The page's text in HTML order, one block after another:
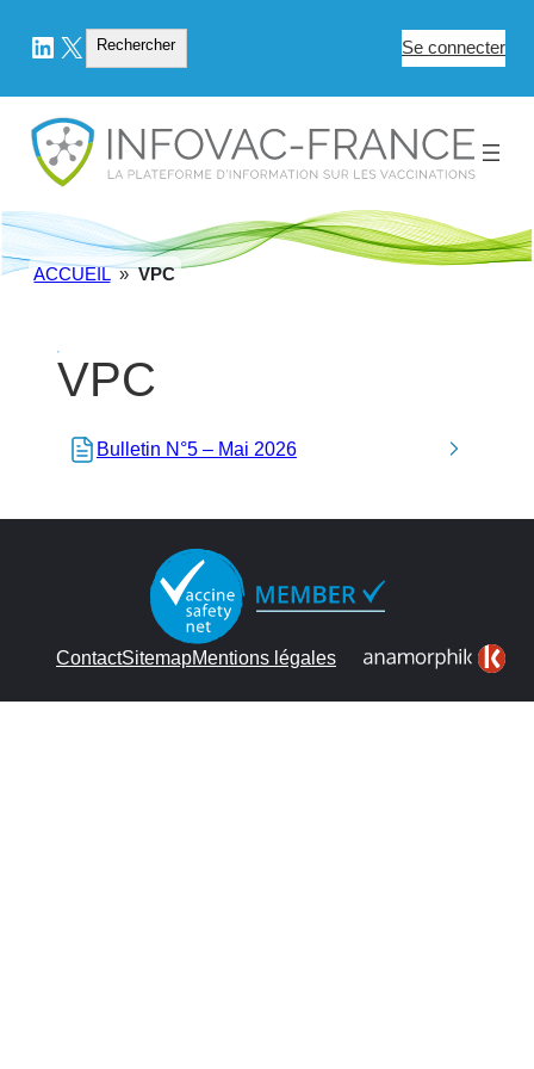
LinkedIn
X Rechercher
Rechercher Se connecter
ACCUEIL » VPC
VPC
Bulletin N°5 – Mai 2026
ContactSitemapMentions légales